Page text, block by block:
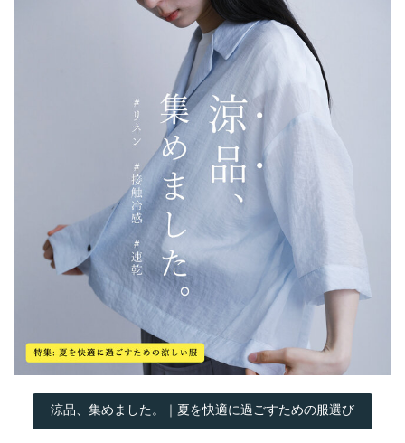
涼品、集めました。｜夏を快適に過ごすための服選び